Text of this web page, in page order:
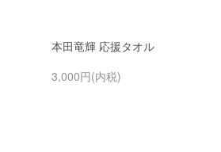
本田竜輝 応援タオル
3,000円(内税)